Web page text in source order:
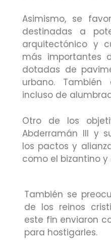
Asimismo, se
destinadas a
arquitectónico y
más importantes
dotadas de
urbano.
incluso de
Otro de los
Abderramán III y
los pactos y
como el bizantino
También se
de los reinos
este fin enviaron
para hostigarles.